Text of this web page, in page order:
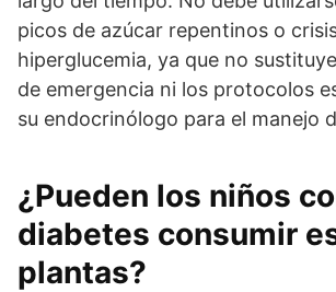
picos de azúcar repentinos o
hiperglucemia, ya que no
de emergencia ni los protocolos
su endocrinólogo para el manejo
¿Pueden los niños
diabetes consumir
plantas?